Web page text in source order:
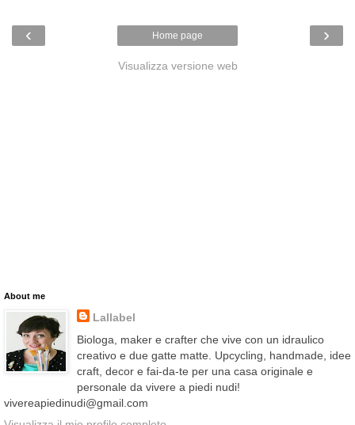
‹ ›
Home page
Visualizza versione web
About me
Lallabel
Biologa, maker e crafter che vive con un idraulico
creativo e due gatte matte. Upcycling, handmade, idee
craft, decor e fai-da-te per una casa originale e
personale da vivere a piedi nudi!
vivereapiedinudi@gmail.com